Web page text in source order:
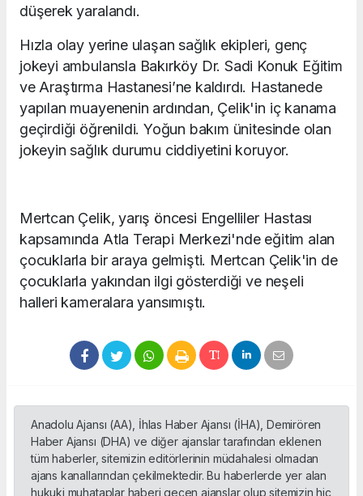
düşerek yaralandı.
Hızla olay yerine ulaşan sağlık ekipleri, genç
jokeyi ambulansla Bakırköy Dr. Sadi Konuk Eğitim
ve Araştırma Hastanesi’ne kaldırdı. Hastanede
yapılan muayenenin ardından, Çelik'in iç kanama
geçirdiği öğrenildi. Yoğun bakım ünitesinde olan
jokeyin sağlık durumu ciddiyetini koruyor.
Mertcan Çelik, yarış öncesi Engelliler Hastası
kapsamında Atla Terapi Merkezi'nde eğitim alan
çocuklarla bir araya gelmişti. Mertcan Çelik'in de
çocuklarla yakından ilgi gösterdiği ve neşeli
halleri kameralara yansımıştı.
Anadolu Ajansı (AA), İhlas Haber Ajansı (İHA), Demirören
Haber Ajansı (DHA) ve diğer ajanslar tarafından eklenen
tüm haberler, sitemizin editörlerinin müdahalesi olmadan
ajans kanallarından çekilmektedir. Bu haberlerde yer alan
hukuki muhataplar haberi geçen ajanslar olup sitemizin hiç